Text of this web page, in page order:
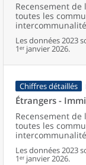
Recensement
toutes les
Les données 2023
1ᵉʳ janvier 2026.
Chiffres détaillés
Étrangers -
Recensement
toutes les
Les données 2023
1ᵉʳ janvier 2026.